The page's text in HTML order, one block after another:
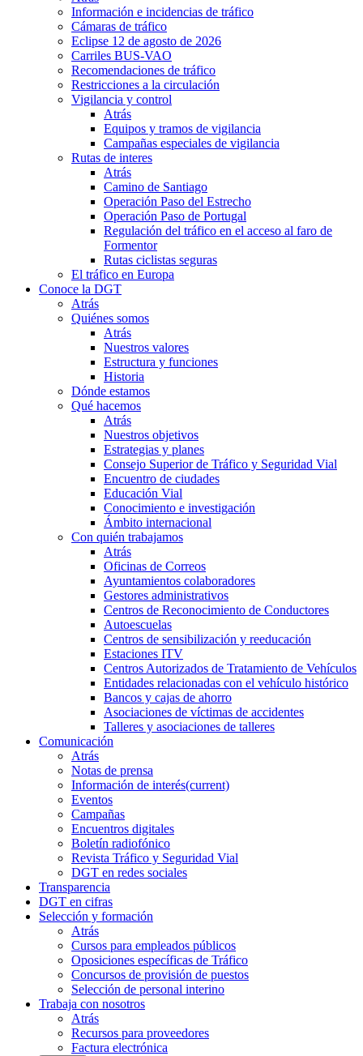
Información e incidencias de tráfico
Cámaras de tráfico
Eclipse 12 de agosto de 2026
Carriles BUS-VAO
Recomendaciones de tráfico
Restricciones a la circulación
Vigilancia y control
Atrás
Equipos y tramos de vigilancia
Campañas especiales de vigilancia
Rutas de interes
Atrás
Camino de Santiago
Operación Paso del Estrecho
Operación Paso de Portugal
Regulación del tráfico en el acceso al faro de
Formentor
Rutas ciclistas seguras
El tráfico en Europa
Conoce la DGT
Atrás
Quiénes somos
Atrás
Nuestros valores
Estructura y funciones
Historia
Dónde estamos
Qué hacemos
Atrás
Nuestros objetivos
Estrategias y planes
Consejo Superior de Tráfico y Seguridad Vial
Encuentro de ciudades
Educación Vial
Conocimiento e investigación
Ámbito internacional
Con quién trabajamos
Atrás
Oficinas de Correos
Ayuntamientos colaboradores
Gestores administrativos
Centros de Reconocimiento de Conductores
Autoescuelas
Centros de sensibilización y reeducación
Estaciones ITV
Centros Autorizados de Tratamiento de Vehículos
Entidades relacionadas con el vehículo histórico
Bancos y cajas de ahorro
Asociaciones de víctimas de accidentes
Talleres y asociaciones de talleres
Comunicación
Atrás
Notas de prensa
Información de interés(current)
Eventos
Campañas
Encuentros digitales
Boletín radiofónico
Revista Tráfico y Seguridad Vial
DGT en redes sociales
Transparencia
DGT en cifras
Selección y formación
Atrás
Cursos para empleados públicos
Oposiciones específicas de Tráfico
Concursos de provisión de puestos
Selección de personal interino
Trabaja con nosotros
Atrás
Recursos para proveedores
Factura electrónica